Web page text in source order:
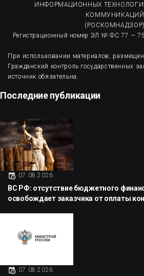
ИНФОРМАЦИОННЫХ
КОММУНИКАЦИЙ
(РОСКОМНАДЗОР)
Регистрационный номер ЭЛ № ФС 77 —
При использовании материалов,
Гражданский контроль государственных
источник обязательна.
Последние публикации
07.08.2026
ВС РФ: отсутствие бюджетного
освобождает заказчика от оплаты
07.08.2026